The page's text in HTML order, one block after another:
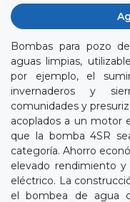
Bombas para pozo
aguas limpias,
por ejemplo, el
invernaderos y
comunidades y
acoplados a un motor
que la bomba 4SR
categoría. Ahorro
elevado rendimiento
eléctrico. La
el bombea de agua